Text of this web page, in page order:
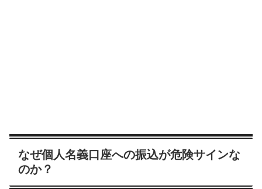
なぜ個人名義口座への振込が危険サインな
のか？